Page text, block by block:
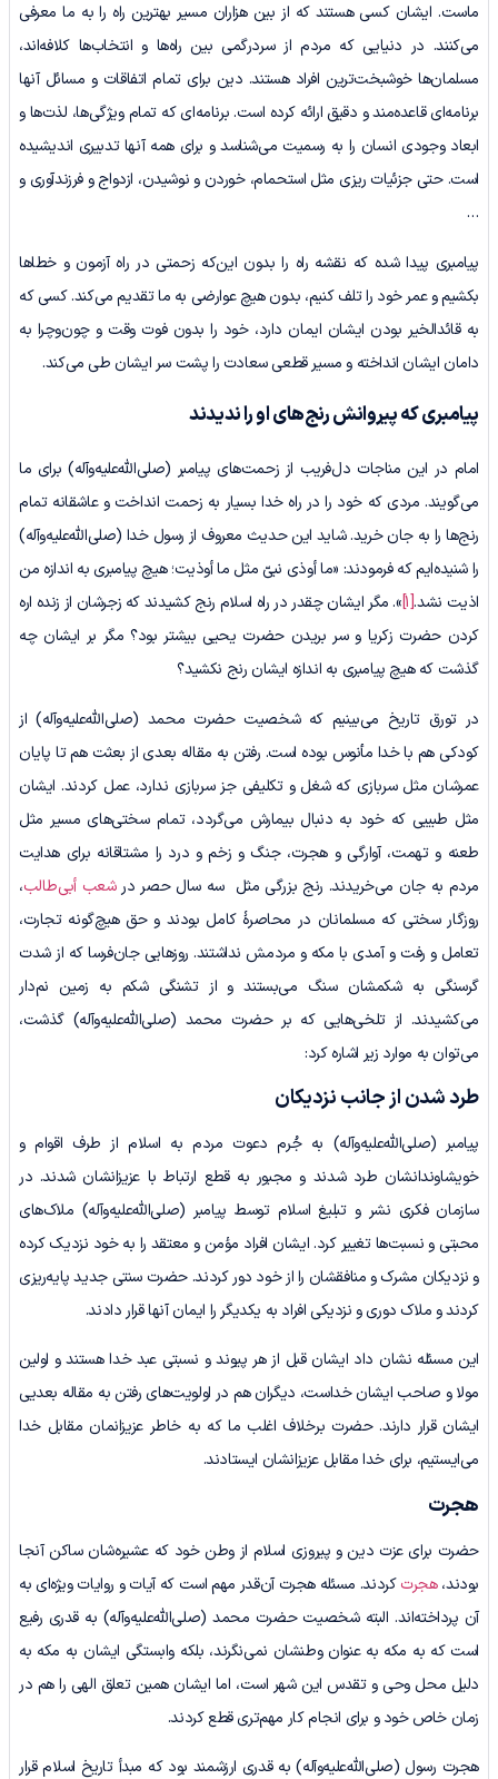
ماست. ایشان کسی هستند که از بین هزاران مسیر بهترین راه را به ما معرفی
می‌کنند. در دنیایی که مردم از سردرگمی بین راه‌ها و انتخاب‌ها کلافه‌اند،
مسلمان‌ها خوشبخت‌ترین افراد هستند. دین برای تمام اتفاقات و مسائل آنها
برنامه‌ای قاعده‌مند و دقیق ارائه کرده است. برنامه‌ای که تمام ویژگی‌ها، لذت‌ها و
ابعاد وجودی انسان را به رسمیت می‌شناسد و برای همه آنها تدبیری اندیشیده
است. حتی جزئیات ریزی مثل استحمام، خوردن و نوشیدن، ازدواج و فرزندآوری و
…
پیامبری پیدا شده که نقشه راه را بدون این‌که زحمتی در راه آزمون و خطاها
بکشیم و عمر خود را تلف کنیم، بدون هیچ عوارضی به ما تقدیم می‌کند. کسی که
به قائدالخیر بودن ایشان ایمان دارد، خود را بدون فوت وقت و چون‌وچرا به
دامان ایشان انداخته و مسیر قطعی سعادت را پشت سر ایشان طی می‌کند.
پیامبری که پیروانش رنج‌های او را ندیدند
امام در این مناجات دل‌فریب از زحمت‌های پیامبر (صلی‌الله‌علیه‌وآله) برای ما
می‌گویند. مردی که خود را در راه خدا بسیار به زحمت انداخت و عاشقانه تمام
رنج‌ها را به جان خرید. شاید این حدیث معروف از رسول خدا (صلی‌الله‌علیه‌وآله)
را شنیده‌ایم که فرمودند: «ما أوذی نبیّ مثل ما أوذیت؛ هیچ پیامبری به اندازه من
اذیت نشد.[1] ». مگر ایشان چقدر در راه اسلام رنج کشیدند که زجرشان از زنده اره
کردن حضرت زکریا و سر بریدن حضرت یحیی بیشتر بود؟ مگر بر ایشان چه
گذشت که هیچ پیامبری به اندازه ایشان رنج نکشید؟
در تورق تاریخ می‌بینیم که شخصیت حضرت محمد (صلی‌الله‌علیه‌وآله) از
کودکی هم با خدا مأنوس بوده است. رفتن به مقاله بعدی از بعثت هم تا پایان
عمرشان مثل سربازی که شغل و تکلیفی جز سربازی ندارد، عمل کردند. ایشان
مثل طبیبی که خود به دنبال بیمارش می‌گردد، تمام سختی‌های مسیر مثل
طعنه و تهمت، آوارگی و هجرت، جنگ و زخم و درد را مشتاقانه برای هدایت
مردم به جان می‌خریدند. رنج بزرگی مثل سه سال حصر درشعب أبی‌طالب،
روزگار سختی که مسلمانان در محاصرۀ کامل بودند و حق هیچ‌گونه تجارت،
تعامل و رفت‌ و آمدی با مکه و مردمش نداشتند. روزهایی جان‌فرسا که از شدت
گرسنگی به شکمشان سنگ می‌بستند و از تشنگی شکم به زمین نم‌دار
می‌کشیدند. از تلخی‌هایی که بر حضرت محمد (صلی‌الله‌علیه‌وآله) گذشت،
می‌توان به موارد زیر اشاره کرد:
طرد شدن از جانب نزدیکان
پیامبر (صلی‌الله‌علیه‌وآله) به جُرم دعوت مردم به اسلام از طرف اقوام و
خویشاوندانشان طرد شدند و مجبور به قطع ارتباط با عزیزانشان شدند. در
سازمان فکری نشر و تبلیغ اسلام توسط پیامبر (صلی‌الله‌علیه‌وآله) ملاک‌های
محبتی و نسبت‌ها تغییر کرد. ایشان افراد مؤمن و معتقد را به خود نزدیک کرده
و نزدیکان مشرک و منافقشان را از خود دور کردند. حضرت سنتی جدید پایه‌ریزی
کردند و ملاک دوری و نزدیکی افراد به یکدیگر را ایمان آنها قرار دادند.
این مسئله نشان داد ایشان قبل از هر پیوند و نسبتی عبد خدا هستند و اولین
مولا و صاحب ایشان خداست، دیگران هم در اولویت‌های رفتن به مقاله بعدیی
ایشان قرار دارند. حضرت برخلاف اغلب ما که به خاطر عزیزانمان مقابل خدا
می‌ایستیم، برای خدا مقابل عزیزانشان ایستادند.
هجرت
حضرت برای عزت دین و پیروزی اسلام از وطن خود که عشیره‌شان ساکن آنجا
بودند،هجرتکردند. مسئله هجرت آن‌قدر مهم است که آیات و روایات ویژه‌ای به
آن پرداخته‌اند. البته شخصیت حضرت محمد (صلی‌الله‌علیه‌وآله) به قدری رفیع
است که به مکه به عنوان وطنشان نمی‌نگرند، بلکه وابستگی ایشان به مکه به
دلیل محل وحی و تقدس این شهر است، اما ایشان همین تعلق الهی را هم در
زمان خاص خود و برای انجام کار مهم‌تری قطع کردند.
هجرت رسول (صلی‌الله‌علیه‌وآله) به قدری ارزشمند بود که مبدأ تاریخ اسلام قرار